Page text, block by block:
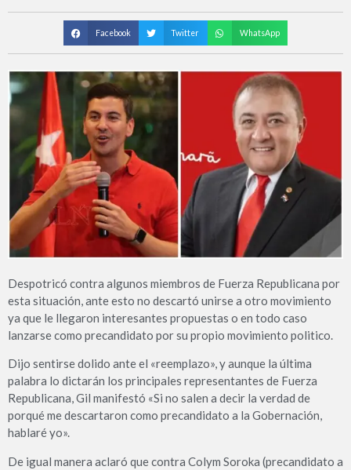
Facebook Twitter WhatsApp
Despotricó contra algunos miembros de Fuerza Republicana por
esta situación, ante esto no descartó unirse a otro movimiento
ya que le llegaron interesantes propuestas o en todo caso
lanzarse como precandidato por su propio movimiento politico.
Dijo sentirse dolido ante el «reemplazo», y aunque la última
palabra lo dictarán los principales representantes de Fuerza
Republicana, Gil manifestó «Si no salen a decir la verdad de
porqué me descartaron como precandidato a la Gobernación,
hablaré yo».
De igual manera aclaró que contra Colym Soroka (precandidato a